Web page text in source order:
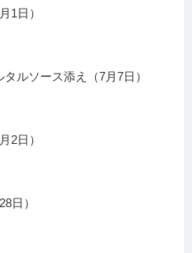
1日）
ルソース添え（7月7日）
2日）
日）